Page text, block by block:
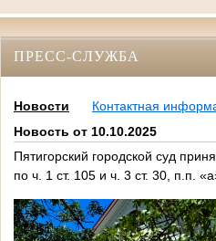
ПРЕСС-СЛУЖБА
Новости
Контактная
Новость от 10.10.2025
Пятигорский городской суд
по ч. 1 ст. 105 и ч. 3 ст. 30, п.п.